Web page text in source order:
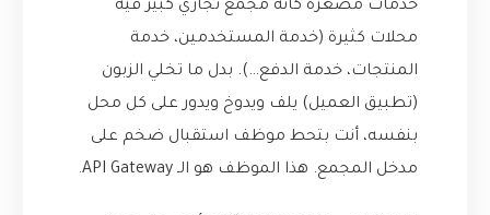
خدمات مصغرة كأنه مجمع تجاري كبير فيه
محلات كثيرة (خدمة المستخدمين، خدمة
المنتجات، خدمة الدفع…). بدل ما تخلي الزبون
(تطبيق العميل) يلف ويدوخ ويدور على كل محل
بنفسه، أنت بتحط موظف استقبال ضخم على
مدخل المجمع. هذا الموظف هو الـ API Gateway.